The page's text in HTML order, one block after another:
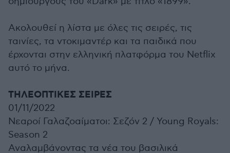
Ακολουθεί η λίστα με όλες τις σειρές, τις
ταινίες, τα ντοκιμαντέρ και τα παιδικά που
έρχονται στην ελληνική πλατφόρμα του Netflix
αυτό το μήνα.
ΤΗΛΕΟΠΤΙΚΕΣ ΣΕΙΡΕΣ
01/11/2022
Νεαροί Γαλαζοαίματοι: Σεζόν 2 / Young Royals:
Season 2
Αναλαμβάνοντας τα νέα του βασιλικά